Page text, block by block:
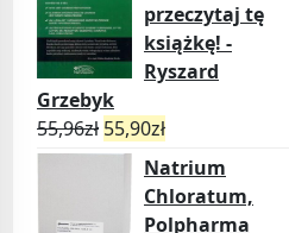
przeczytaj tę
książkę! -
Ryszard
Grzebyk
55,96zł 55,90zł
Natrium
Chloratum,
Polpharma